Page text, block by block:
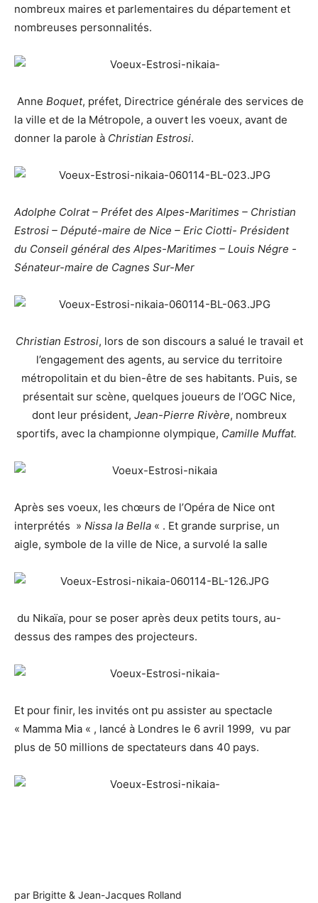
nombreux maires et parlementaires du département et
nombreuses personnalités.
Anne Boquet, préfet, Directrice générale des services de
la ville et de la Métropole, a ouvert les voeux, avant de
donner la parole à Christian Estrosi.
Adolphe Colrat – Préfet des Alpes-Maritimes – Christian
Estrosi – Député-maire de Nice – Eric Ciotti- Président
du Conseil général des Alpes-Maritimes – Louis Négre -
Sénateur-maire de Cagnes Sur-Mer
Christian Estrosi, lors de son discours a salué le travail et
l’engagement des agents, au service du territoire
métropolitain et du bien-être de ses habitants. Puis, se
présentait sur scène, quelques joueurs de l’OGC Nice,
dont leur président, Jean-Pierre Rivère, nombreux
sportifs, avec la championne olympique, Camille Muffat.
Après ses voeux, les chœurs de l’Opéra de Nice ont
interprétés » Nissa la Bella « . Et grande surprise, un
aigle, symbole de la ville de Nice, a survolé la salle
du Nikaïa, pour se poser après deux petits tours, au-
dessus des rampes des projecteurs.
Et pour finir, les invités ont pu assister au spectacle
« Mamma Mia « , lancé à Londres le 6 avril 1999, vu par
plus de 50 millions de spectateurs dans 40 pays.
par Brigitte & Jean-Jacques Rolland